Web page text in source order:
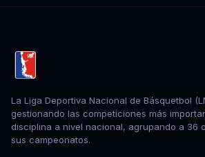
La Liga Deportiva Nacional de Básquetbol
gestionando las competiciones más
disciplina a nivel nacional, agrupando a 36
sus campeonatos.